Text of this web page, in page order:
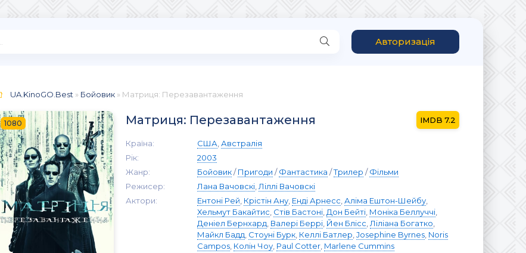
Авторизація
UA.KinoGO.Best » Бойовик » Матриця: Перезавантаження
1080 Матриця: Перезавантаження 7.2
Країна: США Австралія
Рік:
2003
Жанр:
Бойовик/Пригоди /Фантастика /Трилер /Фільми
Режисер:
Лана Вачовскі Ліллі Вачовскі
Актори:
Ентоні Рей Крістін Ану Енді Арнесс Аліма Ештон-Шейбу
Хельмут Бакайтис Стів Бастоні Дон Бейті Моніка Беллуччі
Деніел Бернхард Валері Беррі Йен Блісс Ліліана Богатко
Майкл Бадд Стоуні Бурк Келлі Батлер Josephine Byrnes Noris
Campos Колін Чоу Paul Cotter Marlene Cummins